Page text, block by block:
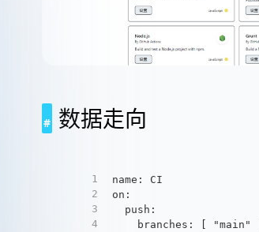
数据走向
1
2
3
4
name: CI
on:
  push:
    branches: [ "main" ]